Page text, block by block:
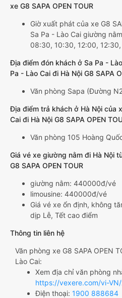
xe G8 SAPA OPEN TOUR
Giờ xuất phát của xe G8
Sa Pa - Lào Cai giường
08:30, 10:30, 12:00,
Địa điểm đón khách ở Sa Pa -
Pa - Lào Cai đi Hà Nội G8 SAPA
Văn phòng Sapa (Đường
Địa điểm trả khách ở Hà Nội của
Cai đi Hà Nội G8 SAPA OPEN
Văn phòng 105 Hoàng
Giá vé xe giường nằm đi Hà Nội
G8 SAPA OPEN TOUR
giường nằm: 440000đ/vé
limousine: 440000đ/vé
Giá vé xe ổn định, không
dịp Lễ, Tết cao điểm
Thông tin liên hệ
Văn phòng xe G8 SAPA OPEN
Lào Cai:
Xem địa chỉ văn phòng
https://vexere.com/vi-
Điện thoại: 1900 888684